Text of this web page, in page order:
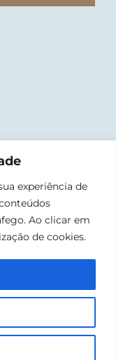
experiência de
Ao clicar em
de cookies.
Lisboa
TODOS